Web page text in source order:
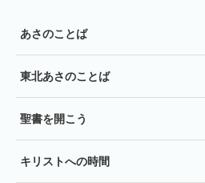
あさのことば
東北あさのことば
聖書を開こう
キリストへの時間